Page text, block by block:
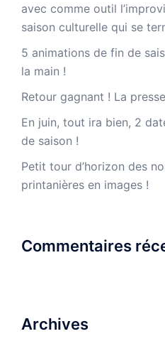
avec comme outil
saison culturelle qui se
5 animations de fin de
la main !
Retour gagnant ! La
En juin, tout ira bien, 2
de saison !
Petit tour d’horizon des
printanières en images !
Commentaires
Archives